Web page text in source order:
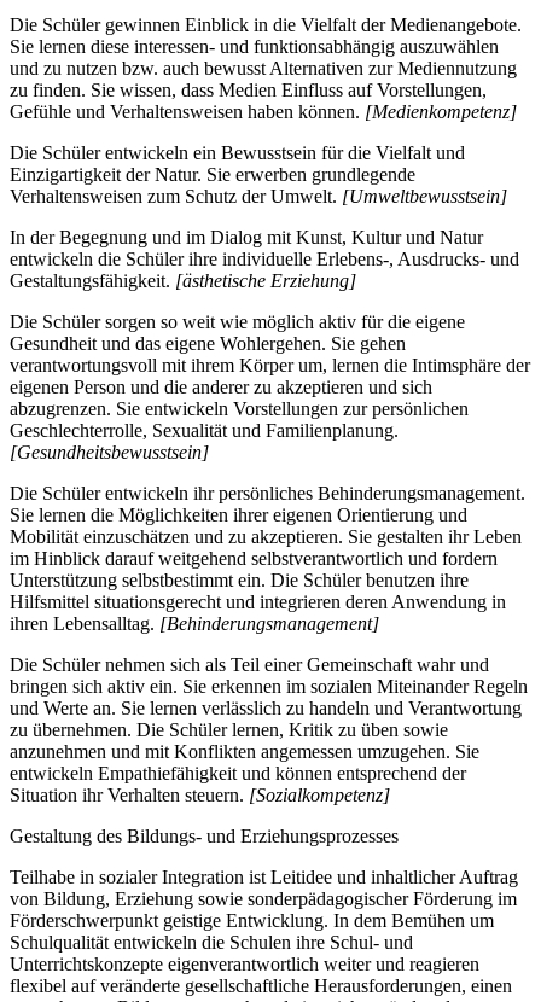
Die Schüler gewinnen Einblick in die Vielfalt der Medienangebote.
Sie lernen diese interessen- und funktionsabhängig auszuwählen
und zu nutzen bzw. auch bewusst Alternativen zur Mediennutzung
zu finden. Sie wissen, dass Medien Einfluss auf Vorstellungen,
Gefühle und Verhaltensweisen haben können. [Medienkompetenz]
Die Schüler entwickeln ein Bewusstsein für die Vielfalt und
Einzigartigkeit der Natur. Sie erwerben grundlegende
Verhaltensweisen zum Schutz der Umwelt. [Umweltbewusstsein]
In der Begegnung und im Dialog mit Kunst, Kultur und Natur
entwickeln die Schüler ihre individuelle Erlebens-, Ausdrucks- und
Gestaltungsfähigkeit. [ästhetische Erziehung]
Die Schüler sorgen so weit wie möglich aktiv für die eigene
Gesundheit und das eigene Wohlergehen. Sie gehen
verantwortungsvoll mit ihrem Körper um, lernen die Intimsphäre der
eigenen Person und die anderer zu akzeptieren und sich
abzugrenzen. Sie entwickeln Vorstellungen zur persönlichen
Geschlechterrolle, Sexualität und Familienplanung.
[Gesundheitsbewusstsein]
Die Schüler entwickeln ihr persönliches Behinderungsmanagement.
Sie lernen die Möglichkeiten ihrer eigenen Orientierung und
Mobilität einzuschätzen und zu akzeptieren. Sie gestalten ihr Leben
im Hinblick darauf weitgehend selbstverantwortlich und fordern
Unterstützung selbstbestimmt ein. Die Schüler benutzen ihre
Hilfsmittel situationsgerecht und integrieren deren Anwendung in
ihren Lebensalltag. [Behinderungsmanagement]
Die Schüler nehmen sich als Teil einer Gemeinschaft wahr und
bringen sich aktiv ein. Sie erkennen im sozialen Miteinander Regeln
und Werte an. Sie lernen verlässlich zu handeln und Verantwortung
zu übernehmen. Die Schüler lernen, Kritik zu üben sowie
anzunehmen und mit Konflikten angemessen umzugehen. Sie
entwickeln Empathiefähigkeit und können entsprechend der
Situation ihr Verhalten steuern. [Sozialkompetenz]
Gestaltung des Bildungs- und Erziehungsprozesses
Teilhabe in sozialer Integration ist Leitidee und inhaltlicher Auftrag
von Bildung, Erziehung sowie sonderpädagogischer Förderung im
Förderschwerpunkt geistige Entwicklung. In dem Bemühen um
Schulqualität entwickeln die Schulen ihre Schul- und
Unterrichtskonzepte eigenverantwortlich weiter und reagieren
flexibel auf veränderte gesellschaftliche Herausforderungen, einen